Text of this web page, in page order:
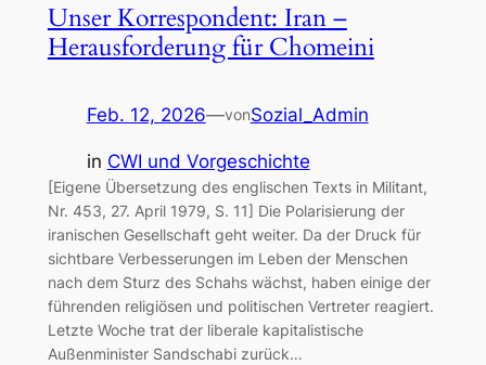
Unser Korrespondent: Iran –
Herausforderung für Chomeini
Feb. 12, 2026—vonSozial_Admin
in CWI und Vorgeschichte
[Eigene Übersetzung des englischen Texts in Militant,
Nr. 453, 27. April 1979, S. 11] Die Polarisierung der
iranischen Gesellschaft geht weiter. Da der Druck für
sichtbare Verbesserungen im Leben der Menschen
nach dem Sturz des Schahs wächst, haben einige der
führenden religiösen und politischen Vertreter reagiert.
Letzte Woche trat der liberale kapitalistische
Außenminister Sandschabi zurück…